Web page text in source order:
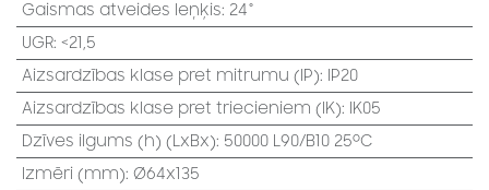
Gaismas atveides leņķis: 24°
UGR: <21,5
Aizsardzības klase pret mitrumu (IP): IP20
Aizsardzības klase pret triecieniem (IK): IK05
Dzīves ilgums (h) (LxBx): 50000 L90/B10 25⁰C
Izmēri (mm): Ø64x135